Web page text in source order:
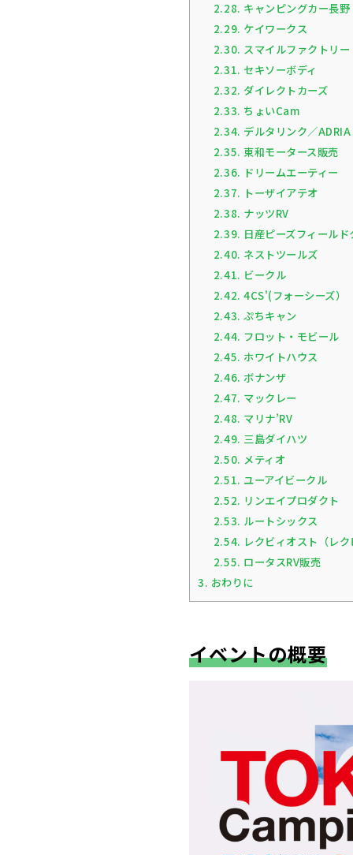
2.28. キャンピングカー長野
2.29. ケイワークス
2.30. スマイルファクトリー
2.31. セキソーボディ
2.32. ダイレクトカーズ
2.33. ちょいCam
2.34. デルタリンク／
2.35. 東和モータース販売
2.36. ドリームエーティー
2.37. トーザイアテオ
2.38. ナッツRV
2.39. 日産ピーズフィール
2.40. ネストツールズ
2.41. ビークル
2.42. 4CS'(フォーシーズ）
2.43. ぷちキャン
2.44. フロット・モビール
2.45. ホワイトハウス
2.46. ボナンザ
2.47. マックレー
2.48. マリナ’RV
2.49. 三島ダイハツ
2.50. メティオ
2.51. ユーアイビークル
2.52. リンエイプロダクト
2.53. ルートシックス
2.54. レクビィオスト（レ
2.55. ロータスRV販売
3. おわりに
イベントの概要